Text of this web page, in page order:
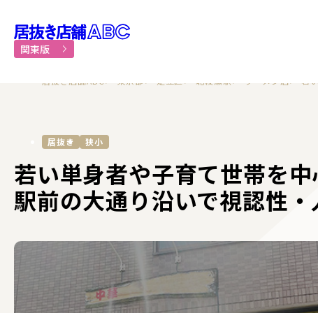
居抜き物件・貸店舗での飲
関東版
居抜き店舗ABC 東京都 足立区 北綾瀬駅 ラーメン店 若
居抜き 狭小
若い単身者や子育て世帯を中
駅前の大通り沿いで視認性